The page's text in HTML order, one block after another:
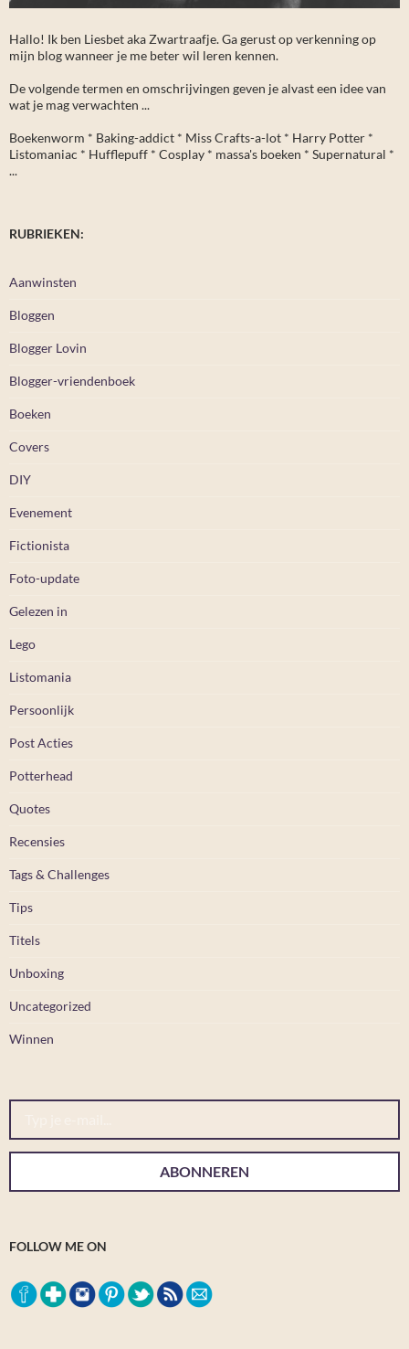
Hallo! Ik ben Liesbet aka Zwartraafje. Ga gerust op verkenning op
mijn blog wanneer je me beter wil leren kennen.
De volgende termen en omschrijvingen geven je alvast een idee van
wat je mag verwachten ...
Boekenworm * Baking-addict * Miss Crafts-a-lot * Harry Potter *
Listomaniac * Hufflepuff * Cosplay * massa's boeken * Supernatural *
...
RUBRIEKEN:
Aanwinsten
Bloggen
Blogger Lovin
Blogger-vriendenboek
Boeken
Covers
DIY
Evenement
Fictionista
Foto-update
Gelezen in
Lego
Listomania
Persoonlijk
Post Acties
Potterhead
Quotes
Recensies
Tags & Challenges
Tips
Titels
Unboxing
Uncategorized
Winnen
Typ je e-mail...
ABONNEREN
FOLLOW ME ON